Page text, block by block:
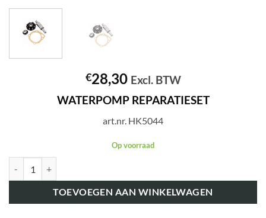
€28,30 Excl. BTW
WATERPOMP REPARATIESET
art.nr. HK5044
Op voorraad
TOEVOEGEN AAN WINKELWAGEN